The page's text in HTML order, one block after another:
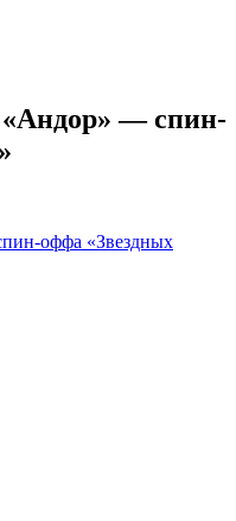
— спин-
оффа «Звездных